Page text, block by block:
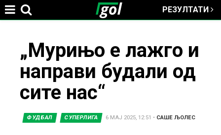
РЕЗУЛТАТИ
here
„Мурињо е лажго и
направи будали од
сите нас“
ФУДБАЛ СУПЕРЛИГА 6 МАЈ 2025, 12:51 • САШЕ ЉОЛЕС